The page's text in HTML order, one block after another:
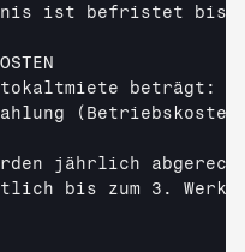
ist befristet bis
beträgt:
jährlich
bis zum 3.